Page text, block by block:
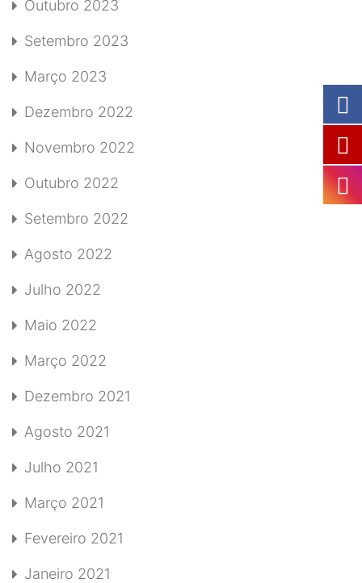
Outubro 2023
Setembro 2023
Março 2023
Dezembro 2022
Novembro 2022
Outubro 2022
Setembro 2022
Agosto 2022
Julho 2022
Maio 2022
Março 2022
Dezembro 2021
Agosto 2021
Julho 2021
Março 2021
Fevereiro 2021
Janeiro 2021